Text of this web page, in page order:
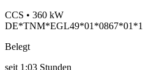
CCS • 360 kW
DE*TNM*EGL49*01*0867*01*1
Belegt
seit 1:03 Stunden